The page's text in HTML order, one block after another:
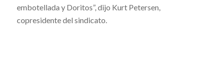
embotellada y Doritos”, dijo Kurt Petersen,
copresidente del sindicato.